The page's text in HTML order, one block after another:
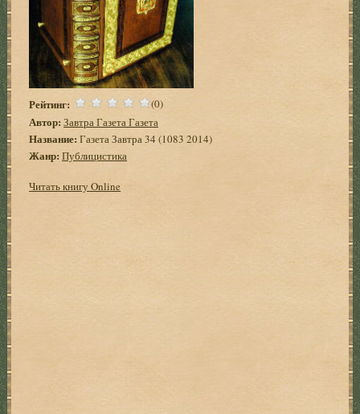
Рейтинг: (0)
Автор: Завтра Газета Газета
Название: Газета Завтра 34 (1083 2014)
Жанр: Публицистика
Читать книгу Online